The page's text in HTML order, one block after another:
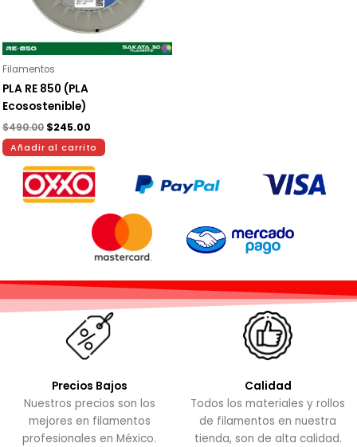
Filamentos
PLA RE 850 (PLA
Ecosostenible)
$490.00 $245.00
Añadir al carrito
Precios Bajos
Nuestros precios son los
mejores en filamentos
profesionales en México.
Calidad
Todos los materiales y rollos
de filamentos en nuestra
tienda, son de alta calidad.